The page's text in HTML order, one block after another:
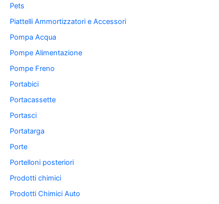
Pets
Piattelli Ammortizzatori e Accessori
Pompa Acqua
Pompe Alimentazione
Pompe Freno
Portabici
Portacassette
Portasci
Portatarga
Porte
Portelloni posteriori
Prodotti chimici
Prodotti Chimici Auto